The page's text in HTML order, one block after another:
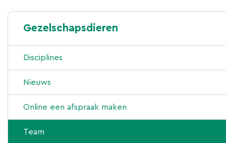
Gezelschapsdieren
Disciplines
Laparoscopie
Arthroscopie
Knieoperaties
Nieuws
Online een afspraak maken
Team